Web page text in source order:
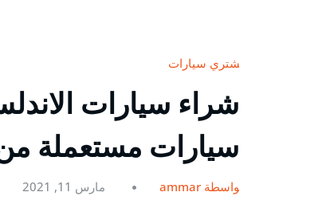
نشتري سيارات
سيارات مستعملة
بواسطة ammar مارس 11, 2021